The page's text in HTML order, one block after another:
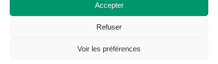
Accepter
Refuser
Voir les préférences